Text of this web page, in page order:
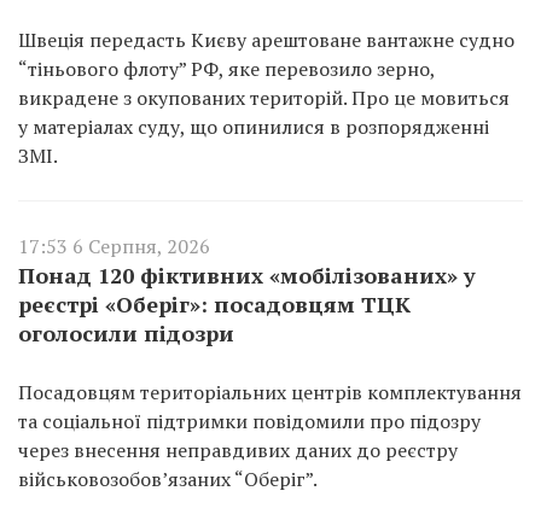
Швеція передасть Києву арештоване вантажне судно
“тіньового флоту” РФ, яке перевозило зерно,
викрадене з окупованих територій. Про це мовиться
у матеріалах суду, що опинилися в розпорядженні
ЗМІ.
17:53 6 Серпня, 2026
Понад 120 фіктивних «мобілізованих» у
реєстрі «Оберіг»: посадовцям ТЦК
оголосили підозри
Посадовцям територіальних центрів комплектування
та соціальної підтримки повідомили про підозру
через внесення неправдивих даних до реєстру
військовозобов’язаних “Оберіг”.